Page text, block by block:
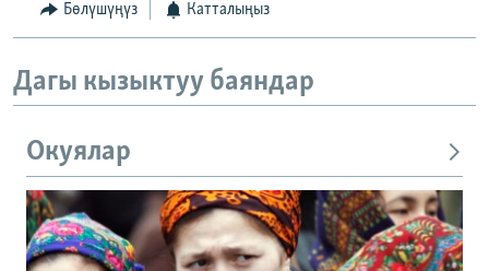
Бөлүшүңүз Катталыңыз
Дагы кызыктуу баяндар
Окуялар